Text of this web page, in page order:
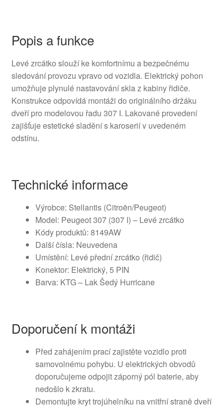
Popis a funkce
Levé zrcátko slouží ke komfortnímu a bezpečnému
sledování provozu vpravo od vozidla. Elektrický pohon
umožňuje plynulé nastavování skla z kabiny řidiče.
Konstrukce odpovídá montáži do originálního držáku
dveří pro modelovou řadu 307 I. Lakované provedení
zajišťuje estetické sladění s karoserií v uvedeném
odstínu.
Technické informace
Výrobce: Stellantis (Citroën/Peugeot)
Model: Peugeot 307 (307 I) – Levé zrcátko
Kódy produktů: 8149AW
Další čísla: Neuvedena
Umístění: Levé přední zrcátko (řidič)
Konektor: Elektrický, 5 PIN
Barva: KTG – Lak Šedý Hurricane
Doporučení k montáži
Před zahájením prací zajistěte vozidlo proti
samovolnému pohybu. U elektrických obvodů
doporučujeme odpojit záporný pól baterie, aby
nedošlo k zkratu.
Demontujte kryt trojúhelníku na vnitřní straně dveří